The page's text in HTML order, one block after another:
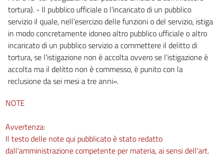
tortura). - Il pubblico ufficiale o l'incaricato di un pubblico
servizio il quale, nell'esercizio delle funzioni o del servizio, istiga
in modo concretamente idoneo altro pubblico ufficiale o altro
incaricato di un pubblico servizio a commettere il delitto di
tortura, se l'istigazione non è accolta ovvero se l'istigazione è
accolta ma il delitto non è commesso, è punito con la
reclusione da sei mesi a tre anni».
NOTE
Avvertenza:
Il testo delle note qui pubblicato è stato redatto
dall'amministrazione competente per materia, ai sensi dell'art.